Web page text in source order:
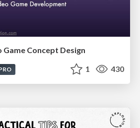
Game Concept Design
1 430